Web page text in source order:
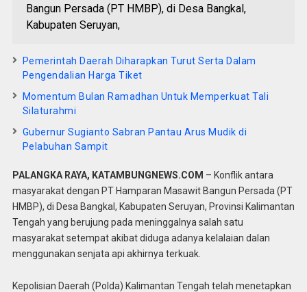
Bangun Persada (PT HMBP), di Desa Bangkal,
Kabupaten Seruyan,
Pemerintah Daerah Diharapkan Turut Serta Dalam
Pengendalian Harga Tiket
Momentum Bulan Ramadhan Untuk Memperkuat Tali
Silaturahmi
Gubernur Sugianto Sabran Pantau Arus Mudik di
Pelabuhan Sampit
PALANGKA RAYA, KATAMBUNGNEWS.COM – Konflik antara
masyarakat dengan PT Hamparan Masawit Bangun Persada (PT
HMBP), di Desa Bangkal, Kabupaten Seruyan, Provinsi Kalimantan
Tengah yang berujung pada meninggalnya salah satu
masyarakat setempat akibat diduga adanya kelalaian dalan
menggunakan senjata api akhirnya terkuak.
Kepolisian Daerah (Polda) Kalimantan Tengah telah menetapkan